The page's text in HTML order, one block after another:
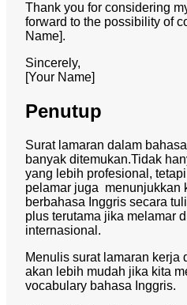
Thank you for considering
forward to the possibility of
Name].
Sincerely,
[Your Name]
Penutup
Surat lamaran dalam
banyak ditemukan.Tidak
yang lebih profesional,
pelamar juga menunjukkan
berbahasa Inggris secara
plus terutama jika melamar
internasional.
Menulis surat lamaran kerja
akan lebih mudah jika kita
vocabulary bahasa Inggris.